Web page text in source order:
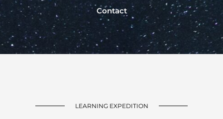
Contact
LEARNING EXPEDITION